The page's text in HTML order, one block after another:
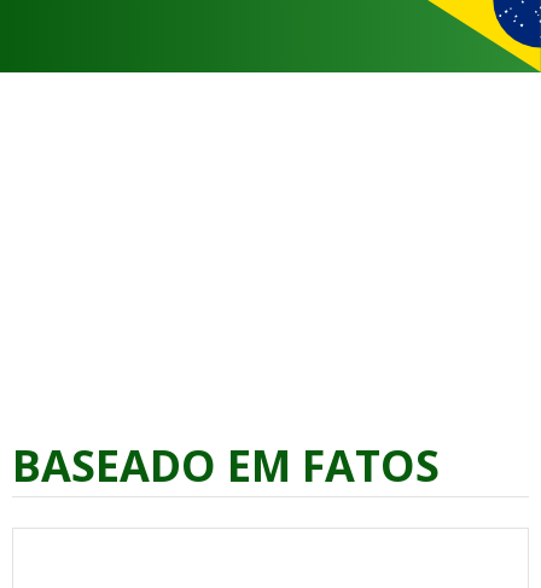
BASEADO EM FATOS